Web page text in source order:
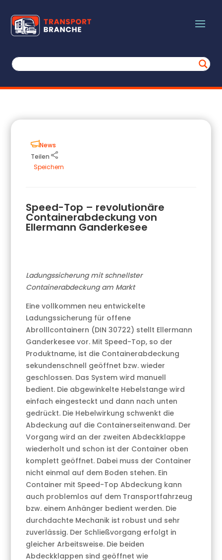
News
Teilen
Speichern
Speed-Top – revolutionäre
Containerabdeckung von
Ellermann Ganderkesee
Ladungssicherung mit schnellster
Containerabdeckung am Markt
Eine vollkommen neu entwickelte
Ladungssicherung für offene
Abrolllcontainern (DIN 30722) stellt Ellermann
Ganderkesee vor. Mit Speed-Top, so der
Produktname, ist die Containerabdeckung
sekundenschnell geöffnet bzw. wieder
geschlossen. Das System wird manuell
bedient. Die abgewinkelte Hebelstange wird
einfach eingesteckt und dann nach unten
gedrückt. Die Hebelwirkung schwenkt die
Abdeckung auf die Containerseitenwand. Der
Vorgang wird an der zweiten Abdeckklappe
wiederholt und schon ist der Container oben
komplett geöffnet. Dabei muss der Container
nicht einmal auf dem Boden stehen. Ein
Container mit Speed-Top Abdeckung kann
auch problemlos auf dem Transportfahrzeug
bzw. einem Anhänger bedient werden. Die
durchdachte Mechanik ist robust und sehr
zuverlässig. Der Schließvorgang erfolgt in
gleicher Arbeitsweise. Die beiden
Abdeckklappen sind geöffnet wie